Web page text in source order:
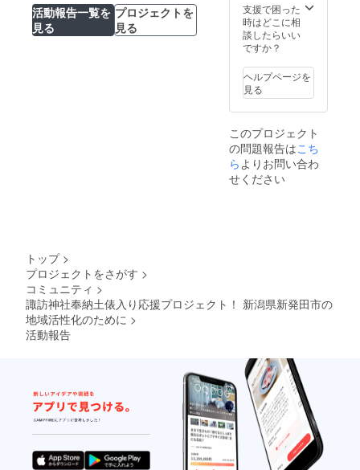
活動報告一覧を
見る
プロジェクトを
見る
支援で困った
時はどこに相
談したらいい
ですか？
ヘルプページを
見る
このプロジェクト
の問題報告はこち
ら よりお問い合わ
せください
トップ >
プロジェクトをさがす >
コミュニティ >
諏訪神社奉納土俵入り応援プロジェクト！ 新潟県新発田市の
地域活性化のために >
活動報告